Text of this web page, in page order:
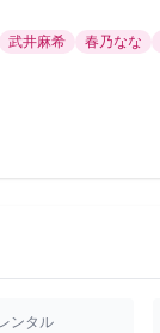
武井麻希 春乃なな
レンタル